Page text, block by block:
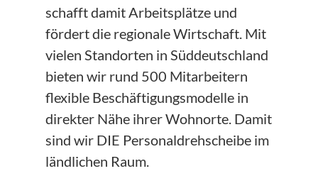
schafft damit Arbeitsplätze und
fördert die regionale Wirtschaft. Mit
vielen Standorten in Süddeutschland
bieten wir rund 500 Mitarbeitern
flexible Beschäftigungsmodelle in
direkter Nähe ihrer Wohnorte. Damit
sind wir DIE Personaldrehscheibe im
ländlichen Raum.